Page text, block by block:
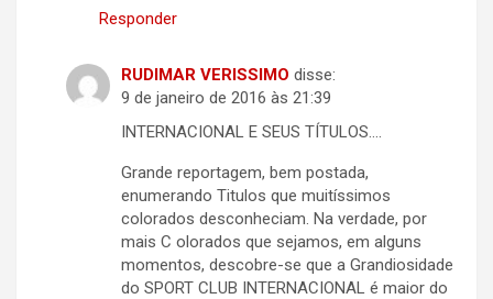
Responder
RUDIMAR VERISSIMO disse:
9 de janeiro de 2016 às 21:39
INTERNACIONAL E SEUS TÍTULOS….
Grande reportagem, bem postada,
enumerando Titulos que muitíssimos
colorados desconheciam. Na verdade, por
mais C olorados que sejamos, em alguns
momentos, descobre-se que a Grandiosidade
do SPORT CLUB INTERNACIONAL é maior do